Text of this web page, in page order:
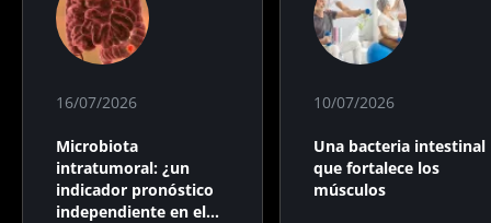
16/07/2026
Microbiota
intratumoral: ¿un
indicador pronóstico
independiente en el
10/07/2026
Una bacteria intestinal
que fortalece los
músculos